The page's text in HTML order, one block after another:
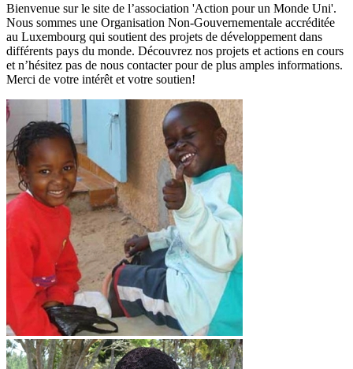
Bienvenue sur le site de l’association 'Action pour un Monde Uni'.
Nous sommes une Organisation Non-Gouvernementale accréditée
au Luxembourg qui soutient des projets de développement dans
différents pays du monde. Découvrez nos projets et actions en cours
et n’hésitez pas de nous contacter pour de plus amples informations.
Merci de votre intérêt et votre soutien!